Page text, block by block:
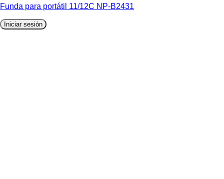
Funda para portátil 11/12C NP-B2431
Iniciar sesión